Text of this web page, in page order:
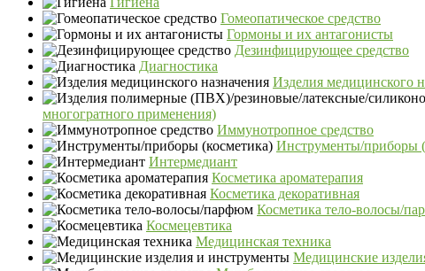
Гомеопатическое средство
Гормоны и их антагонисты
Дезинфицирующее средство
Диагностика
Изделия медицинского
многогратного применения)
Иммунотропное средство
Инструменты/приборы
Интермедиант
Косметика ароматерапия
Косметика декоративная
Косметика тело-волосы/
Космецевтика
Медицинская техника
Медицинские